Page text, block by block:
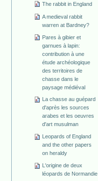
The rabbit in England
A medieval rabbit
warren at Bardney?
Pares à gibier et
garnues à lapin:
contribution à une
étude archéologique
des territoires de
chasse dans le
paysage médiéval
La chasse au guépard
d'après les sources
arabes et les oeuvres
d'art musulman
Leopards of England
and the other papers
on heraldy
L'origine de deux
léopards de Normandie